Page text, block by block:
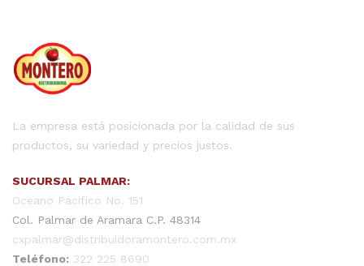
La empresa está posicionada por la calidad de sus
productos, su variedad y precios justos.
SUCURSAL PALMAR:
Oceano Pacifico No. 151
Col. Palmar de Aramara C.P. 48314
cxpalmar@distribuidoramontero.com.mx
Teléfono: 322 225 8690